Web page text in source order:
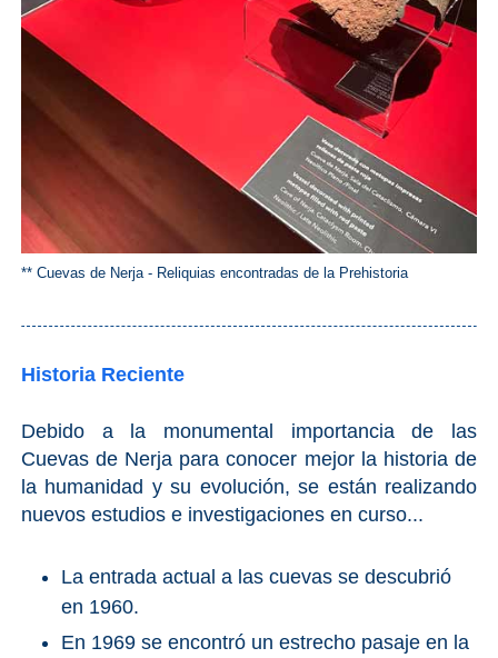
** Cuevas de Nerja - Reliquias encontradas de la Prehistoria
Historia Reciente
Debido a la monumental importancia de las
Cuevas de Nerja para conocer mejor la historia de
la humanidad y su evolución, se están realizando
nuevos estudios e investigaciones en curso...
La entrada actual a las cuevas se descubrió
en 1960.
En 1969 se encontró un estrecho pasaje en la